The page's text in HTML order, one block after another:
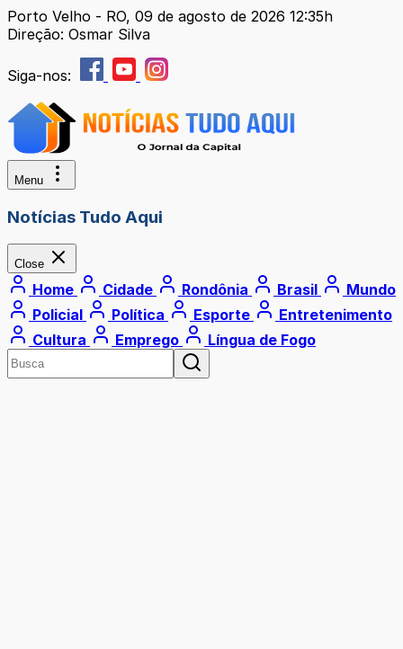
Porto Velho - RO, 09 de agosto de 2026 12:35h
Direção: Osmar Silva
Siga-nos:
Menu
Notícias Tudo Aqui
Close
Home Cidade Rondônia Brasil
Mundo
Policial
Política Esporte
Entretenimento
Cultura
Emprego Língua de Fogo